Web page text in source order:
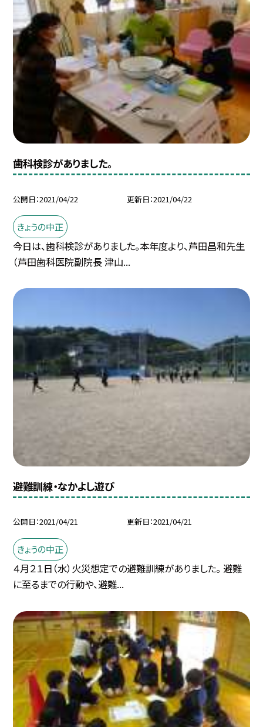
歯科検診がありました。
公開日 2021/04/22 更新日 2021/04/22
きょうの中正
今日は、歯科検診がありました。本年度より、芦田昌和先生
（芦田歯科医院副院長 津山...
避難訓練・なかよし遊び
公開日 2021/04/21 更新日 2021/04/21
きょうの中正
４月２１日（水）火災想定での避難訓練がありました。 避難
に至るまでの行動や、避難...